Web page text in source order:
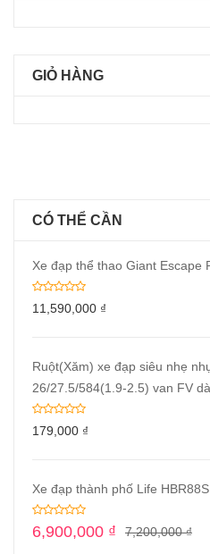
GIỎ HÀNG
CÓ THỂ CẦN
Xe đạp thể thao Giant Escape
11,590,000 ₫
Ruột(Xăm) xe đạp siêu nhẹ
26/27.5/584(1.9-2.5) van FV
179,000 ₫
Xe đạp thành phố Life
7,200,000₫
6,900,000 ₫